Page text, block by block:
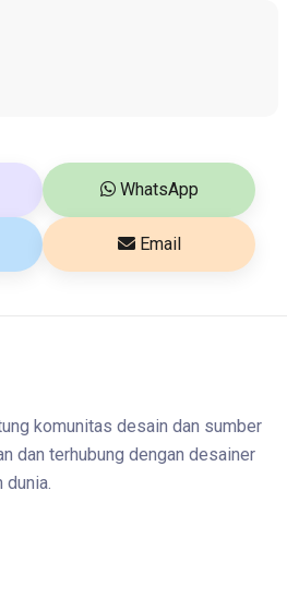
WhatsApp
Email
komunitas desain dan sumber
dan terhubung dengan desainer